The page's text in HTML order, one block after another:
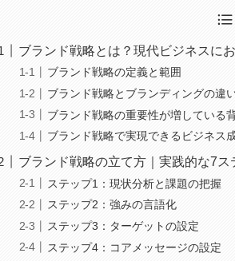
ブランド戦略とは？現代ビジネスに
ブランド戦略の定義と範囲
ブランド戦略とブランディングの違
ブランド戦略の重要性が増している
ブランド戦略で実現できるビジネス
ブランド戦略の立て方｜実践的な7ス
ステップ1：現状分析と課題の把握
ステップ2：強みの言語化
ステップ3：ターゲットの設定
ステップ4：コアメッセージの設定